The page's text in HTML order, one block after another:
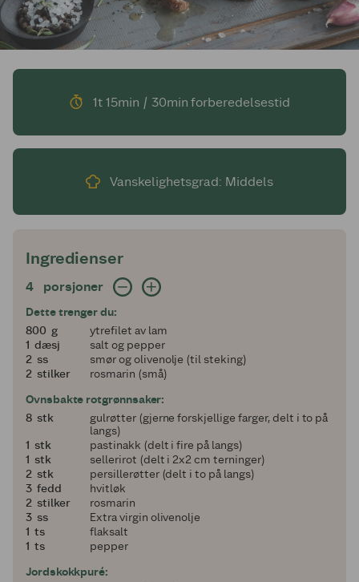
1t 15min / 30min forberedelsestid
Vanskelighetsgrad: Middels
Ingredienser
4 porsjoner
4 porsjoner
Dette trenger du:
800
800 g
ytrefilet av lam
11 dæsj
salt og pepper
2
2 ss
smør og olivenolje (til steking)
2
2 stilker
rosmarin (små)
Ovnsbakte rotgrønnsaker:
8
8 stk
gulrøtter (gjerne forskjellige farger, delt i to på
langs)
11 stk
pastinakk (delt i fire på langs)
11 stk
sellerirot (delt i 2x2 cm terninger)
2
2 stk
persillerøtter (delt i to på langs)
3
3 fedd
hvitløk
2
2 stilker
rosmarin
3
3 ss
Extra virgin olivenolje
11 ts
flaksalt
11 ts
pepper
Jordskokkpuré: